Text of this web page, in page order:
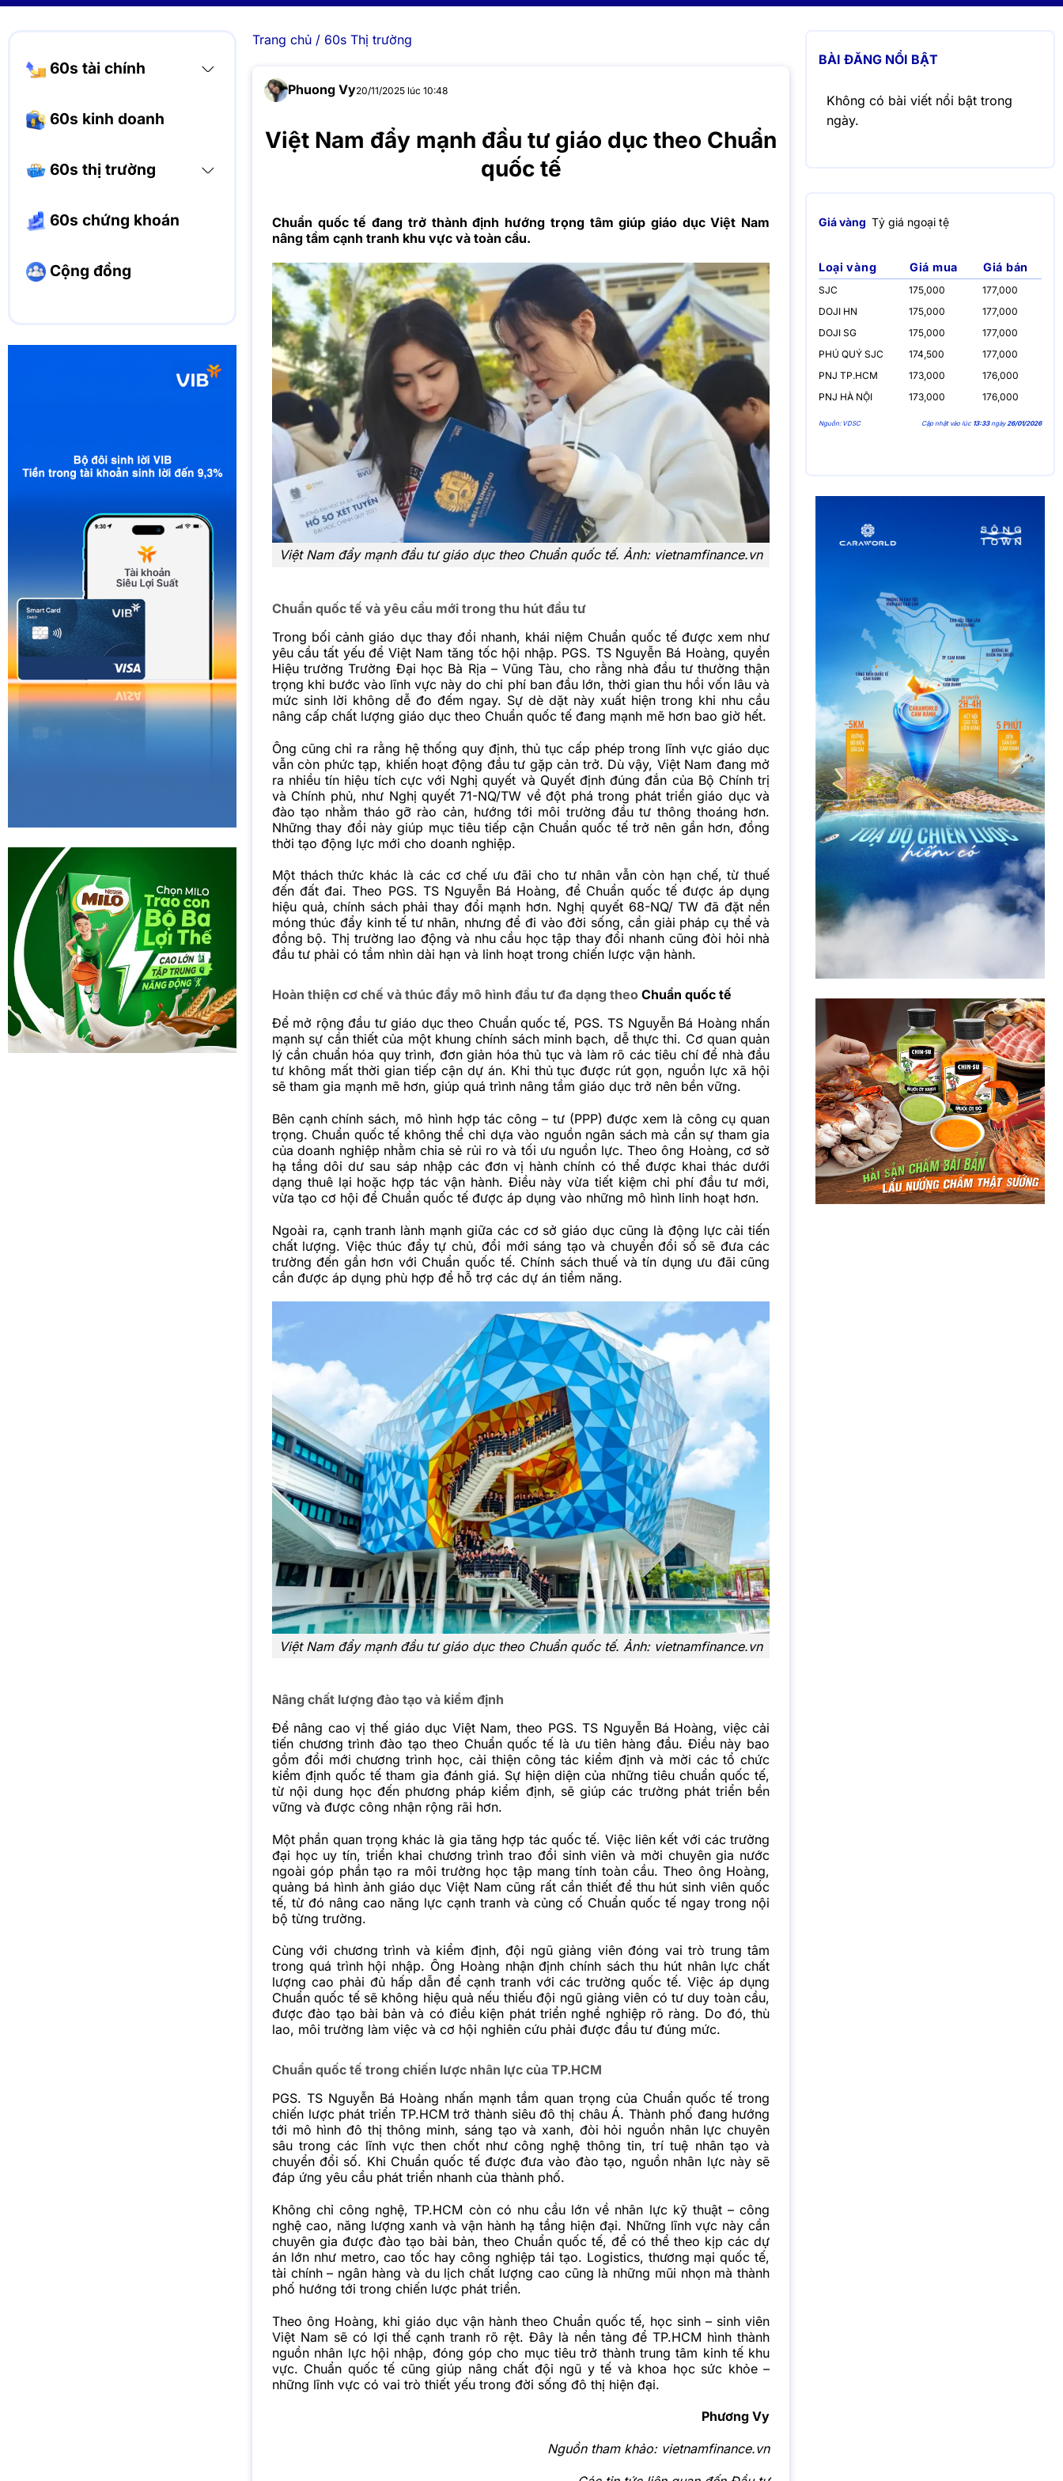
60s tài chính
60s kinh doanh
60s thị trường
60s chứng khoán
Cộng đồng
Trang chủ/ 60s Thị trường
Phuong Vy20/11/2025 lúc 10:48
Việt Nam đẩy mạnh đầu tư giáo dục theo Chuẩn
quốc tế
Chuẩn quốc tế đang trở thành định hướng trọng tâm giúp giáo dục Việt Nam
nâng tầm cạnh tranh khu vực và toàn cầu.
Việt Nam đẩy mạnh đầu tư giáo dục theo Chuẩn quốc tế. Ảnh: vietnamfinance.vn
Chuẩn quốc tế và yêu cầu mới trong thu hút đầu tư
Trong bối cảnh giáo dục thay đổi nhanh, khái niệm Chuẩn quốc tế được xem như
yêu cầu tất yếu để Việt Nam tăng tốc hội nhập. PGS. TS Nguyễn Bá Hoàng, quyền
Hiệu trưởng Trường Đại học Bà Rịa – Vũng Tàu, cho rằng nhà đầu tư thường thận
trọng khi bước vào lĩnh vực này do chi phí ban đầu lớn, thời gian thu hồi vốn lâu và
mức sinh lời không dễ đo đếm ngay. Sự dè dặt này xuất hiện trong khi nhu cầu
nâng cấp chất lượng giáo dục theo Chuẩn quốc tế đang mạnh mẽ hơn bao giờ hết.
Ông cũng chỉ ra rằng hệ thống quy định, thủ tục cấp phép trong lĩnh vực giáo dục
vẫn còn phức tạp, khiến hoạt động đầu tư gặp cản trở. Dù vậy, Việt Nam đang mở
ra nhiều tín hiệu tích cực với Nghị quyết và Quyết định đúng đắn của Bộ Chính trị
và Chính phủ, như Nghị quyết 71-NQ/TW về đột phá trong phát triển giáo dục và
đào tạo nhằm tháo gỡ rào cản, hướng tới môi trường đầu tư thông thoáng hơn.
Những thay đổi này giúp mục tiêu tiếp cận Chuẩn quốc tế trở nên gần hơn, đồng
thời tạo động lực mới cho doanh nghiệp.
Một thách thức khác là các cơ chế ưu đãi cho tư nhân vẫn còn hạn chế, từ thuế
đến đất đai. Theo PGS. TS Nguyễn Bá Hoàng, để Chuẩn quốc tế được áp dụng
hiệu quả, chính sách phải thay đổi mạnh hơn. Nghị quyết 68-NQ/ TW đã đặt nền
móng thúc đẩy kinh tế tư nhân, nhưng để đi vào đời sống, cần giải pháp cụ thể và
đồng bộ. Thị trường lao động và nhu cầu học tập thay đổi nhanh cũng đòi hỏi nhà
đầu tư phải có tầm nhìn dài hạn và linh hoạt trong chiến lược vận hành.
Hoàn thiện cơ chế và thúc đẩy mô hình đầu tư đa dạng theo Chuẩn quốc tế
Để mở rộng đầu tư giáo dục theo Chuẩn quốc tế, PGS. TS Nguyễn Bá Hoàng nhấn
mạnh sự cần thiết của một khung chính sách minh bạch, dễ thực thi. Cơ quan quản
lý cần chuẩn hóa quy trình, đơn giản hóa thủ tục và làm rõ các tiêu chí để nhà đầu
tư không mất thời gian tiếp cận dự án. Khi thủ tục được rút gọn, nguồn lực xã hội
sẽ tham gia mạnh mẽ hơn, giúp quá trình nâng tầm giáo dục trở nên bền vững.
Bên cạnh chính sách, mô hình hợp tác công – tư (PPP) được xem là công cụ quan
trọng. Chuẩn quốc tế không thể chỉ dựa vào nguồn ngân sách mà cần sự tham gia
của doanh nghiệp nhằm chia sẻ rủi ro và tối ưu nguồn lực. Theo ông Hoàng, cơ sở
hạ tầng dôi dư sau sáp nhập các đơn vị hành chính có thể được khai thác dưới
dạng thuê lại hoặc hợp tác vận hành. Điều này vừa tiết kiệm chi phí đầu tư mới,
vừa tạo cơ hội để Chuẩn quốc tế được áp dụng vào những mô hình linh hoạt hơn.
Ngoài ra, cạnh tranh lành mạnh giữa các cơ sở giáo dục cũng là động lực cải tiến
chất lượng. Việc thúc đẩy tự chủ, đổi mới sáng tạo và chuyển đổi số sẽ đưa các
trường đến gần hơn với Chuẩn quốc tế. Chính sách thuế và tín dụng ưu đãi cũng
cần được áp dụng phù hợp để hỗ trợ các dự án tiềm năng.
Việt Nam đẩy mạnh đầu tư giáo dục theo Chuẩn quốc tế. Ảnh: vietnamfinance.vn
Nâng chất lượng đào tạo và kiểm định
Để nâng cao vị thế giáo dục Việt Nam, theo PGS. TS Nguyễn Bá Hoàng, việc cải
tiến chương trình đào tạo theo Chuẩn quốc tế là ưu tiên hàng đầu. Điều này bao
gồm đổi mới chương trình học, cải thiện công tác kiểm định và mời các tổ chức
kiểm định quốc tế tham gia đánh giá. Sự hiện diện của những tiêu chuẩn quốc tế,
từ nội dung học đến phương pháp kiểm định, sẽ giúp các trường phát triển bền
vững và được công nhận rộng rãi hơn.
Một phần quan trọng khác là gia tăng hợp tác quốc tế. Việc liên kết với các trường
đại học uy tín, triển khai chương trình trao đổi sinh viên và mời chuyên gia nước
ngoài góp phần tạo ra môi trường học tập mang tính toàn cầu. Theo ông Hoàng,
quảng bá hình ảnh giáo dục Việt Nam cũng rất cần thiết để thu hút sinh viên quốc
tế, từ đó nâng cao năng lực cạnh tranh và củng cố Chuẩn quốc tế ngay trong nội
bộ từng trường.
Cùng với chương trình và kiểm định, đội ngũ giảng viên đóng vai trò trung tâm
trong quá trình hội nhập. Ông Hoàng nhận định chính sách thu hút nhân lực chất
lượng cao phải đủ hấp dẫn để cạnh tranh với các trường quốc tế. Việc áp dụng
Chuẩn quốc tế sẽ không hiệu quả nếu thiếu đội ngũ giảng viên có tư duy toàn cầu,
được đào tạo bài bản và có điều kiện phát triển nghề nghiệp rõ ràng. Do đó, thù
lao, môi trường làm việc và cơ hội nghiên cứu phải được đầu tư đúng mức.
Chuẩn quốc tế trong chiến lược nhân lực của TP.HCM
PGS. TS Nguyễn Bá Hoàng nhấn mạnh tầm quan trọng của Chuẩn quốc tế trong
chiến lược phát triển TP.HCM trở thành siêu đô thị châu Á. Thành phố đang hướng
tới mô hình đô thị thông minh, sáng tạo và xanh, đòi hỏi nguồn nhân lực chuyên
sâu trong các lĩnh vực then chốt như công nghệ thông tin, trí tuệ nhân tạo và
chuyển đổi số. Khi Chuẩn quốc tế được đưa vào đào tạo, nguồn nhân lực này sẽ
đáp ứng yêu cầu phát triển nhanh của thành phố.
Không chỉ công nghệ, TP.HCM còn có nhu cầu lớn về nhân lực kỹ thuật – công
nghệ cao, năng lượng xanh và vận hành hạ tầng hiện đại. Những lĩnh vực này cần
chuyên gia được đào tạo bài bản, theo Chuẩn quốc tế, để có thể theo kịp các dự
án lớn như metro, cao tốc hay công nghiệp tái tạo. Logistics, thương mại quốc tế,
tài chính – ngân hàng và du lịch chất lượng cao cũng là những mũi nhọn mà thành
phố hướng tới trong chiến lược phát triển.
Theo ông Hoàng, khi giáo dục vận hành theo Chuẩn quốc tế, học sinh – sinh viên
Việt Nam sẽ có lợi thế cạnh tranh rõ rệt. Đây là nền tảng để TP.HCM hình thành
nguồn nhân lực hội nhập, đóng góp cho mục tiêu trở thành trung tâm kinh tế khu
vực. Chuẩn quốc tế cũng giúp nâng chất đội ngũ y tế và khoa học sức khỏe –
những lĩnh vực có vai trò thiết yếu trong đời sống đô thị hiện đại.
Phương Vy
Nguồn tham khảo: vietnamfinance.vn
BÀI ĐĂNG NỔI BẬT
Không có bài viết nổi bật trong
ngày.
Giá vàng Tỷ giá ngoại tệ
Loại vàng Giá mua Giá bán
SJC 175,000
177,000
DOJI HN
175,000
177,000
DOJI SG
175,000
177,000
PHÚ QUÝ SJC
174,500
177,000
PNJ TP.HCM
173,000
176,000
PNJ HÀ NỘI
173,000 176,000
Nguồn: VDSC Cập nhật vào lúc 13:33ngày26/01/2026